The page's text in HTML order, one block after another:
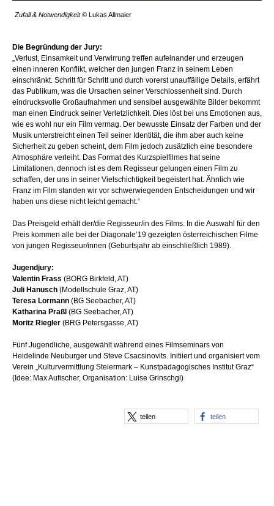
Zufall & Notwendigkeit© Lukas Allmaier
Die Begründung der Jury:
„Verlust, Einsamkeit und Verwirrung treffen aufeinander und erzeugen
einen inneren Konflikt, welcher den jungen Franz in seinem Leben
einschränkt. Schritt für Schritt und durch vorerst unauffällige Details, erfährt
das Publikum, was die Ursachen seiner Verschlossenheit sind. Durch
eindrucksvolle Großaufnahmen und sensibel ausgewählte Bilder bekommt
man einen Eindruck seiner Verletzlichkeit. Dies löst bei uns Emotionen aus,
wie es wohl nur ein Film vermag. Der bewusste Einsatz der Farben und der
Musik unterstreicht einen Teil seiner Identität, die ihm aber auch keine
Sicherheit zu geben scheint, dem Film jedoch zusätzlich eine besondere
Atmosphäre verleiht. Das Format des Kurzspielfilmes hat seine
Limitationen, dennoch ist es dem Regisseur gelungen einen Film zu
schaffen, der uns in seiner Vielschichtigkeit begeistert hat. Ähnlich wie
Franz im Film standen wir vor schwerwiegenden Entscheidungen und wir
haben uns diese nicht leicht gemacht.“
Das Preisgeld erhält der/die Regisseur/in des Films. In die Auswahl für den
Preis kommen alle bei der Diagonale’19 gezeigten österreichischen Filme
von jungen Regisseur/innen (Geburtsjahr ab einschließlich 1989).
Jugendjury:
Valentin Frass (BORG Birkfeld, AT)
Juli Hanusch (Modellschule Graz, AT)
Teresa Lormann (BG Seebacher, AT)
Katharina Praßl (BG Seebacher, AT)
Moritz Riegler (BRG Petersgasse, AT)
Fünf Jugendliche, ausgewählt während eines Filmseminars von
Heidelinde Neuburger und Steve Csacsinovits. Initiiert und organisiert vom
Verein „Kulturvermittlung Steiermark – Kunstpädagogisches Institut Graz“
(Idee: Max Aufischer, Organisation: Luise Grinschgl)
teilen teilen